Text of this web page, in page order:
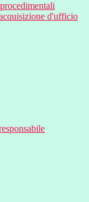
d'ufficio